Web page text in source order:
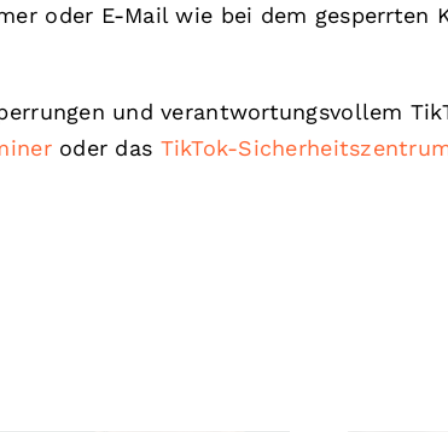
oder E-Mail wie bei dem gesperrten
und verantwortungsvollem
oder das TikTok-